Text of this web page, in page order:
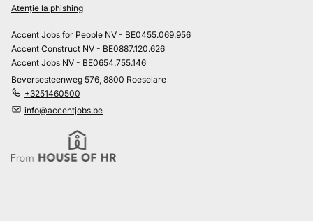
Atenție la phishing
Accent Jobs for People NV - BE0455.069.956
Accent Construct NV - BE0887.120.626
Accent Jobs NV - BE0654.755.146
Beversesteenweg 576, 8800 Roeselare
+3251460500
info@accentjobs.be